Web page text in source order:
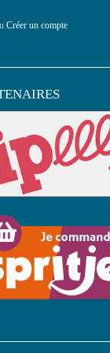
Créer un compte